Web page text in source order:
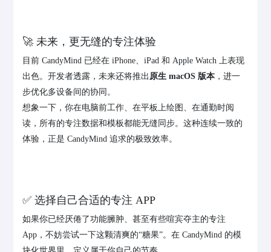
🚀 未来，更无缝的专注体验
目前 CandyMind 已经在 iPhone、iPad 和 Apple Watch 上表现
出色。开发者透露，未来还将推出 原生 macOS 版本 ，进一
步优化多设备间的协同。
想象一下，你在电脑前工作、在平板上绘图、在通勤时阅
读，所有的专注数据和模板都能无缝同步。这种连续一致的
体验，正是 CandyMind 追求的极致效率。
✅ 选择自己合适的专注 APP
如果你已经厌倦了功能臃肿、甚至有些喧宾夺主的专注
App，不妨尝试一下这颗清爽的“糖果”。在 CandyMind 的模
块化世界里，定义属于你自己的节奏。